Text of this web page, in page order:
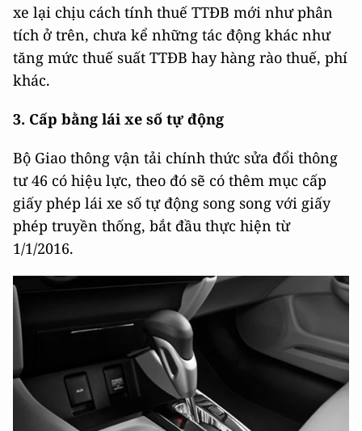
xe lại chịu cách tính thuế TTĐB mới như phân
tích ở trên, chưa kể những tác động khác như
tăng mức thuế suất TTĐB hay hàng rào thuế, phí
khác.
3. Cấp bằng lái xe số tự động
Bộ Giao thông vận tải chính thức sửa đổi thông
tư 46 có hiệu lực, theo đó sẽ có thêm mục cấp
giấy phép lái xe số tự động song song với giấy
phép truyền thống, bắt đầu thực hiện từ
1/1/2016.